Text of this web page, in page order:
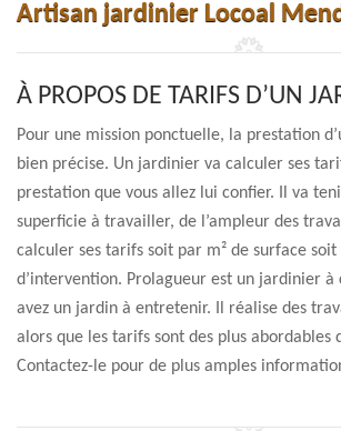
Artisan jardinier Locoal
À PROPOS DE TARIFS D’UN
Pour une mission ponctuelle, la prestation
bien précise. Un jardinier va calculer ses
prestation que vous allez lui confier. Il va
superficie à travailler, de l’ampleur des
calculer ses tarifs soit par m² de surface
d’intervention. Prolagueur est un jardinier à
avez un jardin à entretenir. Il réalise des
alors que les tarifs sont des plus abordables
Contactez-le pour de plus amples